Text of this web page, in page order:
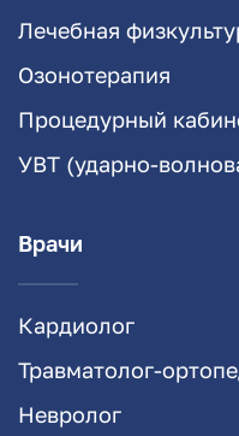
Лечебная
Озонотерапия
Процедурный
УВТ (ударно-
Врачи
Кардиолог
Травматолог-
Невролог